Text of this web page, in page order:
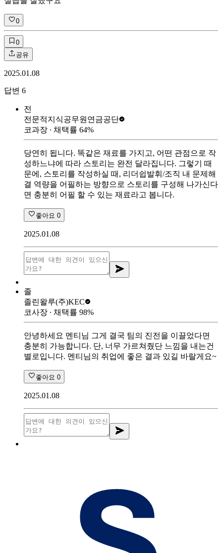
0
0
공유
2025.01.08
답변 6
전
전문적지식공무원연금공단
코과장 ∙ 채택률 64%
당연히 됩니다. 똑같은 재료를 가지고, 어떤 관점으로 작
성하느냐에 따라 스토리는 완전 달라집니다. 그렇기 때
문에, 스토리를 작성하실 때, 리더쉽발휘/조직 내 문제해
결 역량을 어필하는 방향으로 스토리를 구성해 나가신다
면 충분히 어필 할 수 있는 재료라고 봅니다.
좋아요 0
2025.01.08
졸
졸린왈루(주)KEC
코사장 ∙ 채택률 98%
안녕하세요 멘티님 그게 결국 팀의 진전을 이끌었다면
충분히 가능합니다. 단, 너무 가르쳐줬단 느낌을 내는건
별로입니다. 멘티님의 취업에 좋은 결과 있길 바랄게요~
좋아요 0
2025.01.08